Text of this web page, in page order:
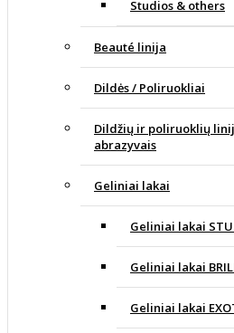
Studios & others
Beauté linija
Dildės / Poliruokliai
Dildžių ir poliruoklių
abrazyvais
Geliniai lakai
Geliniai lakai
Geliniai lakai
Geliniai lakai